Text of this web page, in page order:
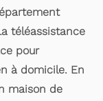
téléassistance
pour
à domicile. En
maison de